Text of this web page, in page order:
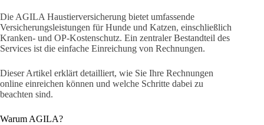
Die AGILA Haustierversicherung bietet umfassende
Versicherungsleistungen für Hunde und Katzen, einschließlich
Kranken- und OP-Kostenschutz. Ein zentraler Bestandteil des
Services ist die einfache Einreichung von Rechnungen.
Dieser Artikel erklärt detailliert, wie Sie Ihre Rechnungen
online einreichen können und welche Schritte dabei zu
beachten sind.
Warum AGILA?